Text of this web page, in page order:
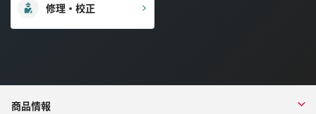
修理・校正
商品情報